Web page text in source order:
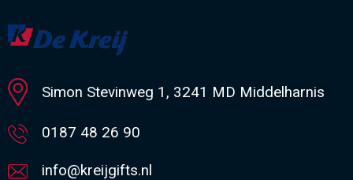
Minimale afname: 1
Simon Stevinweg 1, 3241 MD Middelharnis
0187 48 26 90
info@kreijgifts.nl